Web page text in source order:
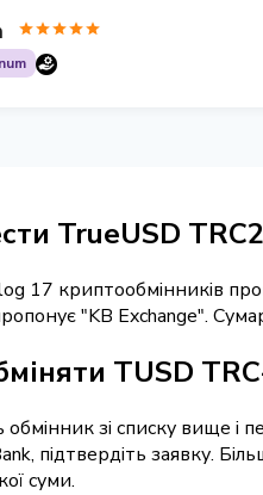
TrueUSD
17 криптообмінників
"KB Exchange".
TUSD
обмінник зі списку вище і
підтвердіть заявку.
суми.